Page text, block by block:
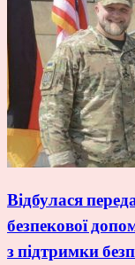
Відбулася
безпекової
з підтримки